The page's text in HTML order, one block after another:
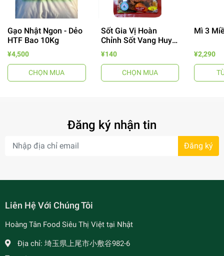
Gạo Nhật Ngon - Dẻo
HTF Bao 10Kg
¥4,500
CHỌN MUA
Sốt Gia Vị Hoàn
Chỉnh Sốt Vang Huy
Tuấn
¥140
CHỌN MUA
Mì 3
¥2,290
Đăng ký nhận tin
Đăng ký
Liên Hệ Với Chúng Tôi
Hoàng Tân Food Siêu Thị Việt tại Nhật
Địa chỉ: 埼玉県上尾市小敷谷982-6